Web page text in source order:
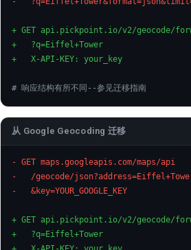
+ GET api.pickpoint.io/v2/geocode/
+   ?q=Eiffel+Tower
+   X-API-KEY: your_key
# 响应结构有所不同--参见迁移指南
从 Google Geocoding 迁移
- GET maps.googleapis.com/maps/api
-   /geocode/
-   &key=YOUR_GOOGLE_KEY
+ GET api.pickpoint.io/v2/geocode/
+   ?q=Eiffel+Tower